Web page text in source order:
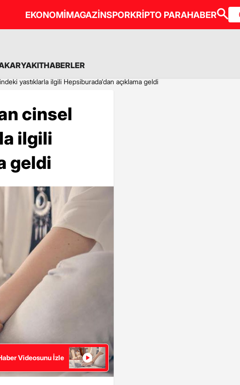
EKONOMİMAGAZİNSPORKRİPTO PARAHABER
HABERLER
yastıklarla ilgili Hepsiburada'dan açıklama geldi
cinsel
ilgili
geldi
Videosunu İzle